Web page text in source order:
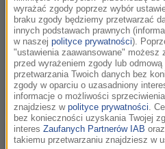
niespodziankę: aplikację
pozwalającą na bieżąco
przygotowania do festiwalu i
informacje dotyczące
Korzystając z aplikacji bez
dotrzecie na koncerty i
kompozytorami, obejrzycie
z koncertów, a także
biografiami artystów,
wyrażać zgody poprzez wybór
braku zgody będziemy przetwarzać
innych podstawach prawnych
w naszej polityce prywatności).
"ustawienia zaawansowane" możesz
przed wyrażeniem zgody lub
przetwarzania Twoich danych bez
zgody w oparciu o uzasadniony
informacje o możliwości
znajdziesz w polityce prywatności .
bez konieczności uzyskania Twojej
interes Zaufanych Partnerów IAB
takiemu przetwarzaniu znajdziesz w